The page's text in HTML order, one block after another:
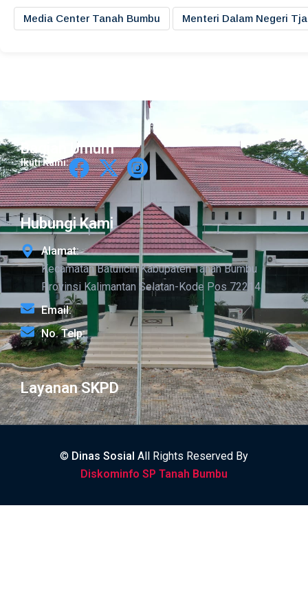
Media Center Tanah Bumbu Menteri Dalam Negeri
Bagian Umum
Ikuti Kami:
Hubungi Kami
Alamat:
Kecamatan Batulicin Kabupaten Tanah Bumbu
Provinsi Kalimantan Selatan-Kode Pos 72214
Email:
No. Telp:
Layanan SKPD
© Dinas Sosial All Rights Reserved By
Diskominfo SP Tanah Bumbu